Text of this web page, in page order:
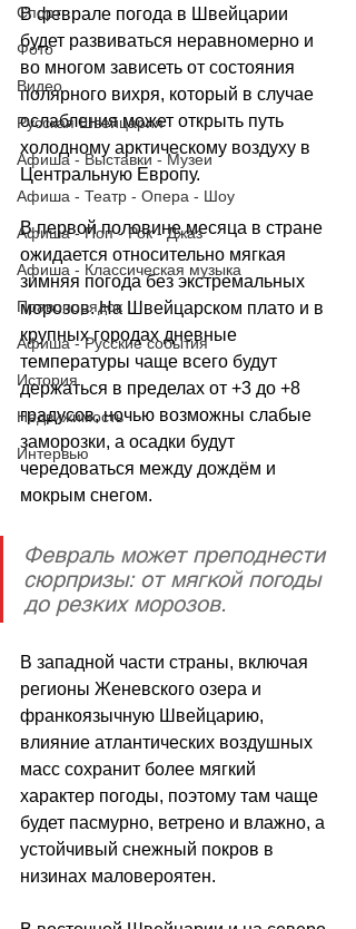
Спорт
Фото
Видео
Русская Швейцария
Афиша - Выставки - Музеи
Афиша - Театр - Опера - Шоу
Афиша - Поп - Рок - Джаз
Афиша - Классическая музыка
Правопорядок
Афиша - Русские события
История
Недвижимость
Интервью
В феврале погода в Швейцарии
будет развиваться неравномерно и
во многом зависеть от состояния
полярного вихря, который в случае
ослабления может открыть путь
холодному арктическому воздуху в
Центральную Европу.
В первой половине месяца в стране
ожидается относительно мягкая
зимняя погода без экстремальных
морозов. На Швейцарском плато и в
крупных городах дневные
температуры чаще всего будут
держаться в пределах от +3 до +8
градусов, ночью возможны слабые
заморозки, а осадки будут
чередоваться между дождём и
мокрым снегом.
Февраль может преподнести
сюрпризы: от мягкой погоды
до резких морозов.
В западной части страны, включая
регионы Женевского озера и
франкоязычную Швейцарию,
влияние атлантических воздушных
масс сохранит более мягкий
характер погоды, поэтому там чаще
будет пасмурно, ветрено и влажно, а
устойчивый снежный покров в
низинах маловероятен.